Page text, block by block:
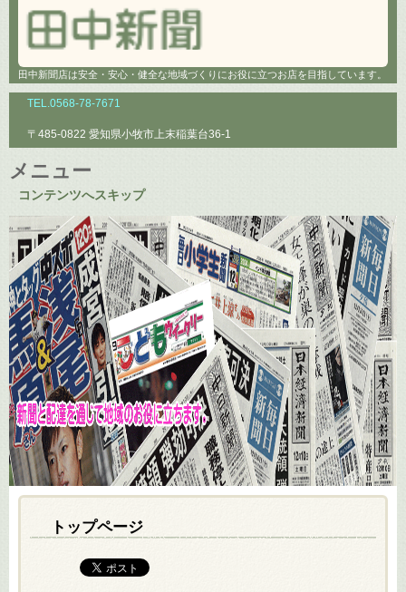
田中新聞店は安全・安心・健全な地域づくりにお役に立つお店を目指しています。
TEL.0568-78-7671
〒485-0822 愛知県小牧市上末稲葉台36-1
メニュー
コンテンツへスキップ
トップページ